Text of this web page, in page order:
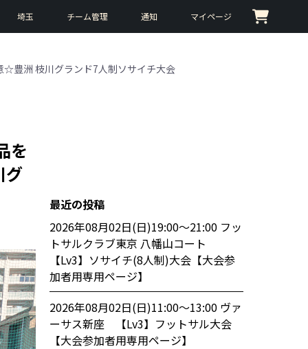
埼玉 チーム管理 通知 マイページ
豊洲 枝川グランド7人制ソサイチ大会
を
グ
最近の投稿
2026年08月02日(日)19:00〜21:00 フッ
トサルクラブ東京 八幡山コート
【Lv3】ソサイチ(8人制)大会【大会参
加者用専用ページ】
2026年08月02日(日)11:00〜13:00 ヴァ
ーサス新座 【Lv3】フットサル大会
【大会参加者用専用ページ】